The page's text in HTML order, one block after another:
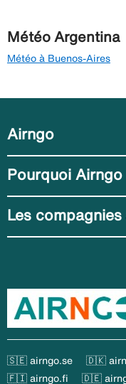
Météo Argentina
Météo à Buenos-Aires
Airngo
Pourquoi Airngo
Les
🇸🇪 airngo.se 🇩🇰
🇫🇮 airngo.fi
🇩🇪